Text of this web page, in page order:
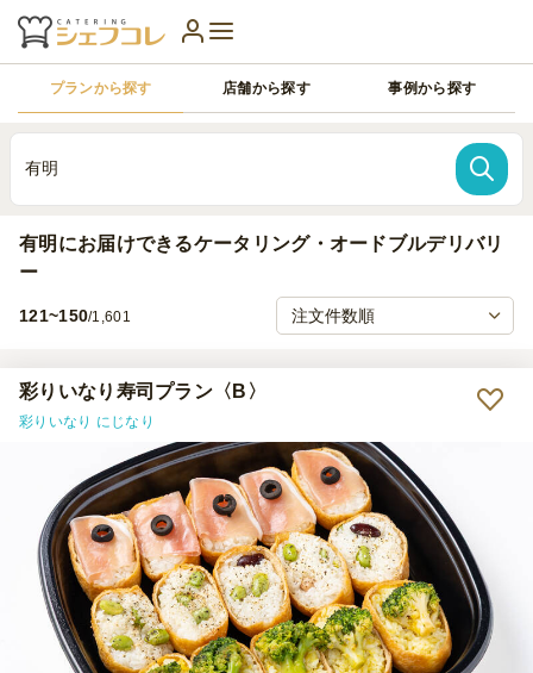
プランから探す 店舗から探す 事例から探す
有明
有明にお届けできるケータリング・オードブルデリバリ
ー
121~150/1,601
彩りいなり寿司プラン〈B〉
彩りいなり にじなり